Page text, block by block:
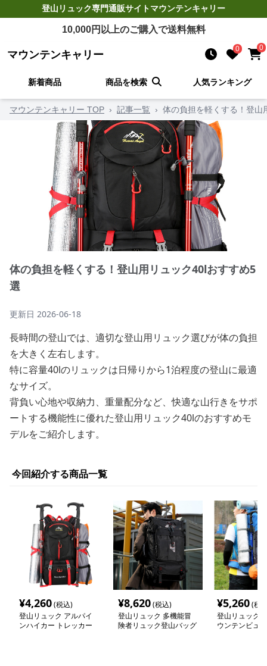
登山リュック専門通販サイトマウンテンキャリー
10,000円以上のご購入で送料無料
マウンテンキャリー 0 0
新着商品 商品を検索 人気ランキング
マウンテンキャリー TOP › 記事一覧 › 体の負担を軽くする！登山
体の負担を軽くする！登山用リュック40lおすすめ5
選
更新日 2026-06-18
長時間の登山では、適切な登山用リュック選びが体の負担
を大きく左右します。
特に容量40lのリュックは日帰りから1泊程度の登山に最適
なサイズ。
背負い心地や収納力、重量配分など、快適な山行きをサポ
ートする機能性に優れた登山用リュック40lのおすすめモ
デルをご紹介します。
今回紹介する商品一覧
¥4,260(税込)
登山リュック アルパイ
ンハイカー トレッカー
¥8,620(税込)
登山リュック 多機能冒
険者リュック登山バッグ
¥5,260(税
登山リュック
ウンテンビュ